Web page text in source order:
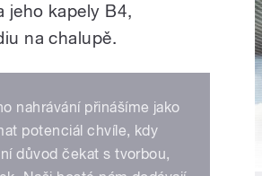
jeho kapely B4,
na chalupě.
nahrávání přinášíme jako
potenciál chvíle, kdy
důvod čekat s tvorbou,